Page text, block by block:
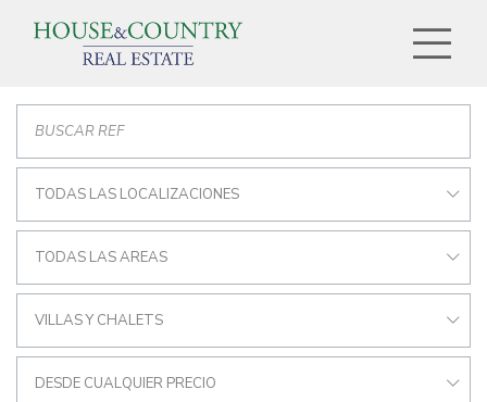
TODAS LAS LOCALIZACIONES
TODAS LAS AREAS
VILLAS Y CHALETS
DESDE CUALQUIER PRECIO